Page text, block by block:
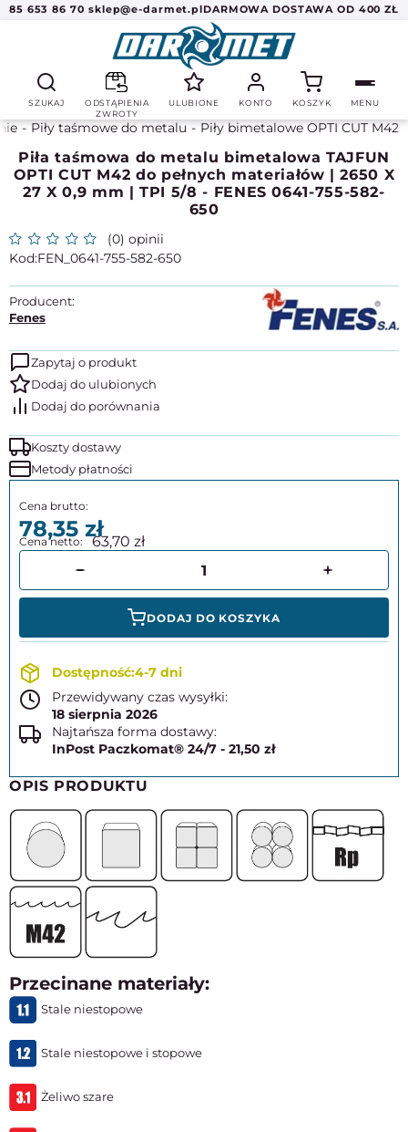
85 653 86 70 sklep@e-darmet.plDARMOWA DOSTAWA OD 400 ZŁ
SZUKAJ
ODSTĄPIENIA
ZWROTY
ULUBIONE KONTO KOSZYK MENU
Piły taśmowe do metalu Piły bimetalowe OPTI CUT M42
Piła taśmowa do metalu bimetalowa TAJFUN
OPTI CUT M42 do pełnych materiałów | 2650 X
27 X 0,9 mm | TPI 5/8 - FENES 0641-755-582-
650
(0) opinii
FEN_0641-755-582-650
Producent:
Fenes
Zapytaj o produkt
Koszty dostawy
Metody płatności
78,35 63,70
DODAJ DO KOSZYKA
4-7 dni
Przewidywany czas wysyłki:
18 sierpnia 2026
Najtańsza forma dostawy:
InPost Paczkomat® 24/7 - 21,50 zł
OPIS PRODUKTU
Przecinane materiały:
Stale niestopowe
Stale niestopowe i stopowe
Żeliwo szare